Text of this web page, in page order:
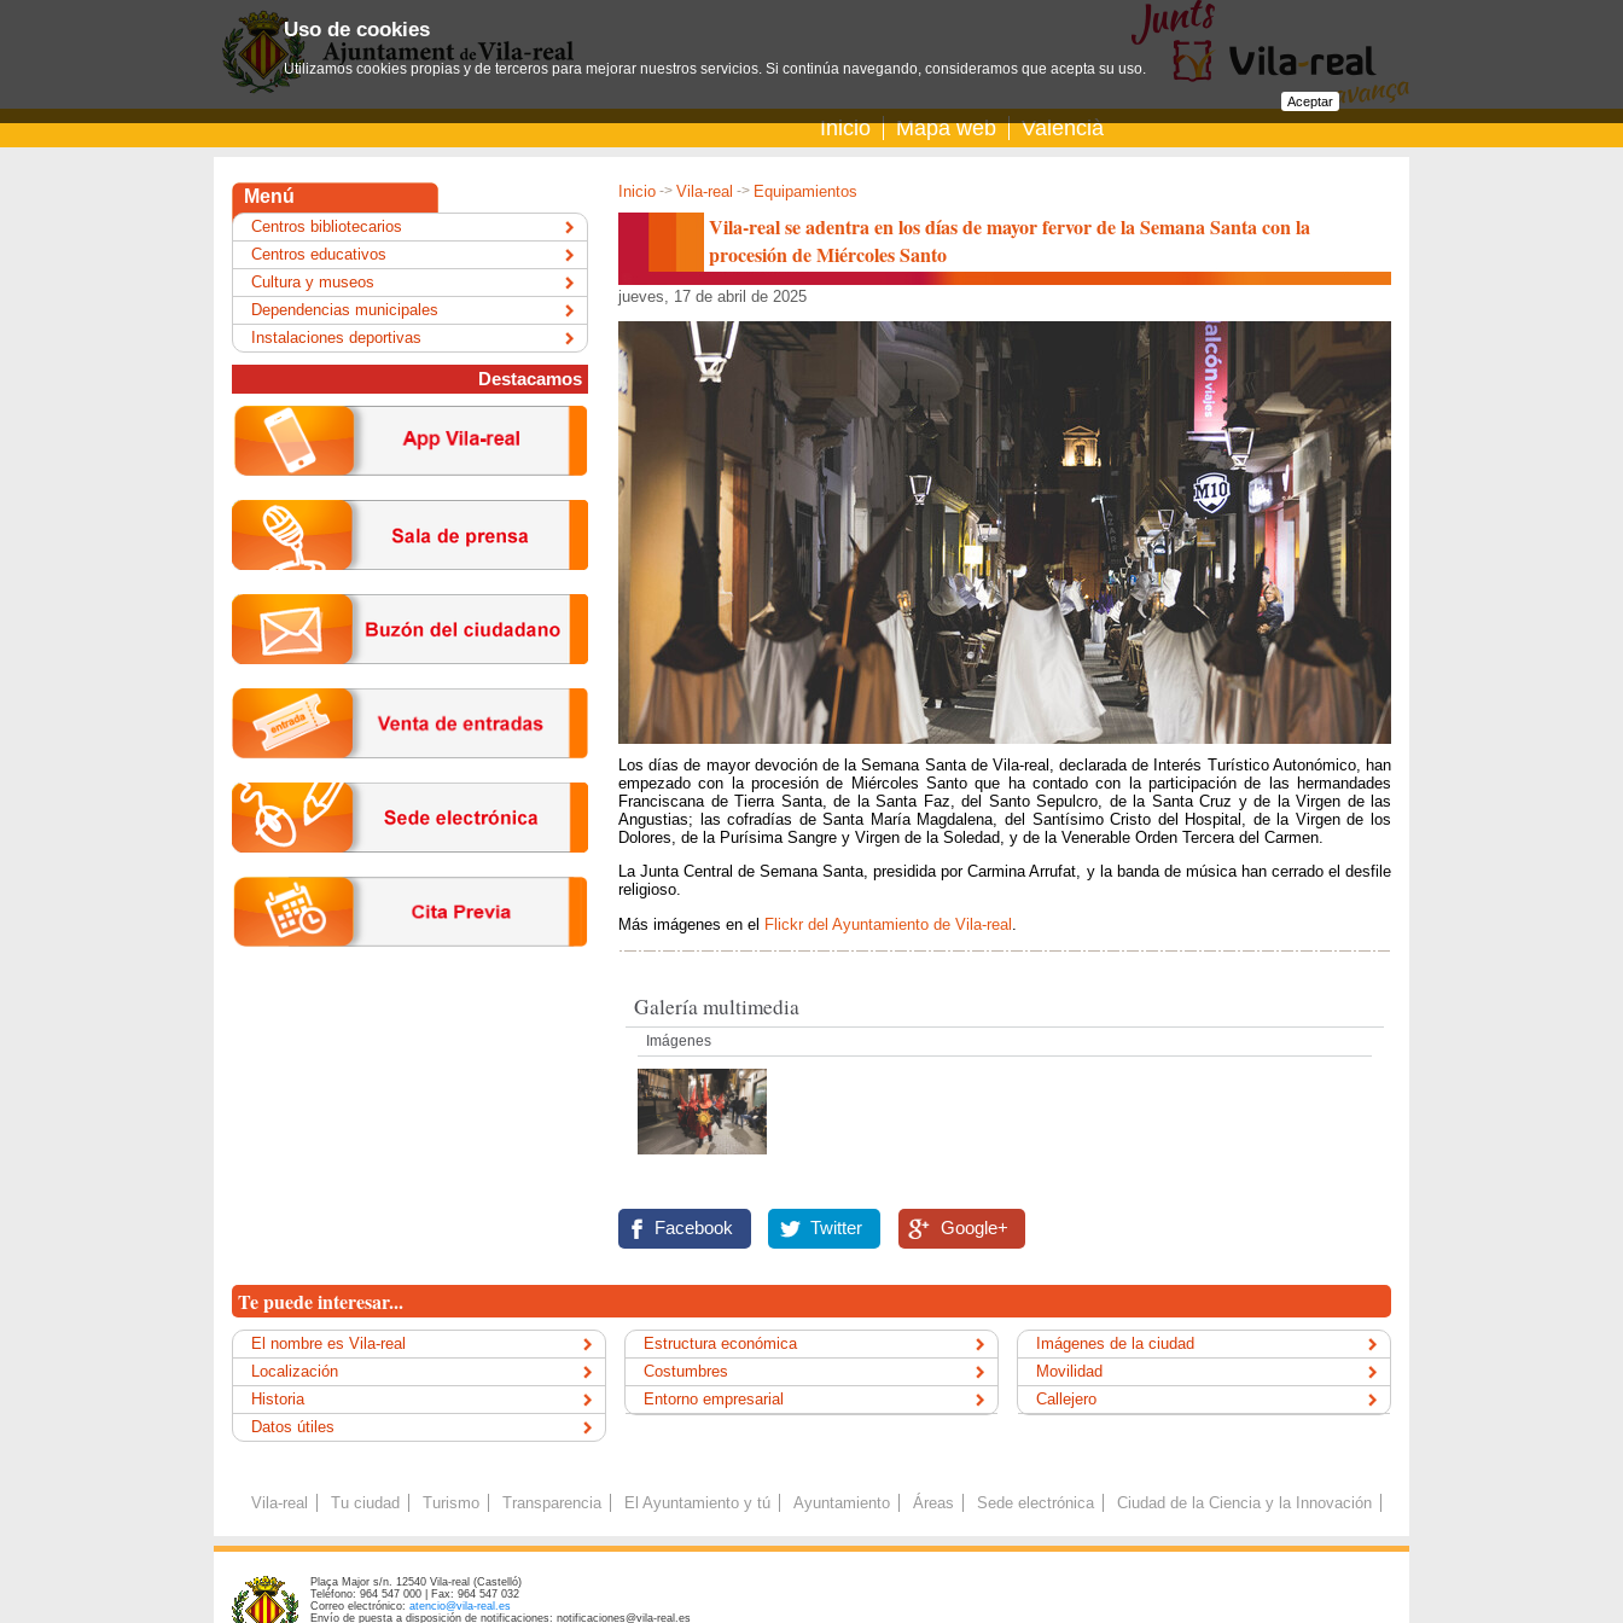
Inicio Mapa web Valencià
Inicio -> Vila-real -> Equipamientos
Vila-real se adentra en los días de mayor fervor de la Semana Santa con la
procesión de Miércoles Santo
jueves, 17 de abril de 2025
Los días de mayor devoción de la Semana Santa de Vila-real, declarada de Interés Turístico Autonómico, han
empezado con la procesión de Miércoles Santo que ha contado con la participación de las hermandades
Franciscana de Tierra Santa, de la Santa Faz, del Santo Sepulcro, de la Santa Cruz y de la Virgen de las
Angustias; las cofradías de Santa María Magdalena, del Santísimo Cristo del Hospital, de la Virgen de los
Dolores, de la Purísima Sangre y Virgen de la Soledad, y de la Venerable Orden Tercera del Carmen.
La Junta Central de Semana Santa, presidida por Carmina Arrufat, y la banda de música han cerrado el desfile
religioso.
Más imágenes en el Flickr del Ayuntamiento de Vila-real
Galería multimedia
Imágenes
Facebook Twitter Google+
Menú
Centros bibliotecarios
Centros educativos
Cultura y museos
Dependencias municipales
Instalaciones deportivas
Destacamos
Te puede interesar...
El nombre es Vila-real
Localización
Historia
Datos útiles
Estructura económica
Costumbres
Entorno empresarial
Imágenes de la ciudad
Movilidad
Callejero
Vila-real Tu ciudad Turismo Transparencia El Ayuntamiento y tú Ayuntamiento Áreas Sede electrónica Ciudad de la Ciencia y la Innovación
Plaça Major s/n. 12540 Vila-real (Castelló)
Teléfono: 964 547 000 | Fax: 964 547 032
Correo electrónico: atencio@vila-real.es
Envío de puesta a disposición de notificaciones: notificaciones@vila-real.es
Uso de cookies
Utilizamos cookies propias y de terceros para mejorar nuestros servicios. Si continúa navegando, consideramos que acepta su uso.
Aceptar